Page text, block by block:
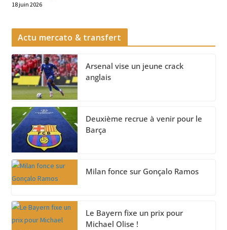
18 juin 2026
Actu mercato & transfert
Arsenal vise un jeune crack
anglais
Deuxième recrue à venir pour le
Barça
Milan fonce sur Gonçalo Ramos
Le Bayern fixe un prix pour
Michael Olise !